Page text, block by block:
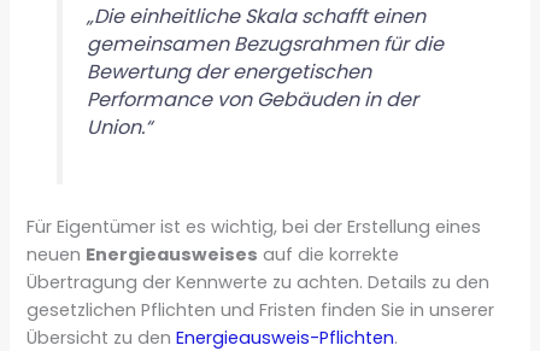
„Die einheitliche Skala schafft einen
gemeinsamen Bezugsrahmen für die
Bewertung der energetischen
Performance von Gebäuden in der
Union.“
Für Eigentümer ist es wichtig, bei der Erstellung eines
neuen Energieausweises auf die korrekte
Übertragung der Kennwerte zu achten. Details zu den
gesetzlichen Pflichten und Fristen finden Sie in unserer
Übersicht zu denEnergieausweis-Pflichten.